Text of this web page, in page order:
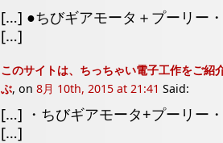
[…] ●ちびギアモータ＋プーリー
[…]
このサイトは、ちっちゃい電子工作をご紹
ぶ, on 8月 10th, 2015 at 21:41 Said:
[…] ・ちびギアモータ+プーリー
[…]